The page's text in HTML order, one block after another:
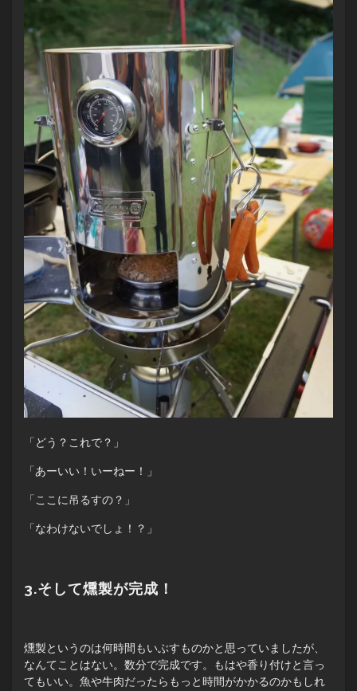
「どう？これで？」
「あーいい！いーねー！」
「ここに吊るすの？」
「なわけないでしょ！？」
3.そして燻製が完成！
燻製というのは何時間もいぶすものかと思っていましたが、
なんてことはない。数分で完成です。もはや香り付けと言っ
てもいい。魚や牛肉だったらもっと時間がかかるのかもしれ